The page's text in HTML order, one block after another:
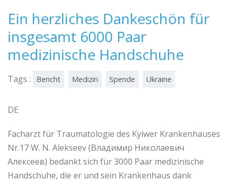
Ein herzliches Dankeschön für
insgesamt 6000 Paar
medizinische Handschuhe
Tags : Bericht Medizin Spende Ukraine
DE
Facharzt für Traumatologie des Kyiwer Krankenhauses
Nr.17 W. N. Alekseev (Владимир Николаевич
Алексеев) bedankt sich für 3000 Paar medizinische
Handschuhe, die er und sein Krankenhaus dank